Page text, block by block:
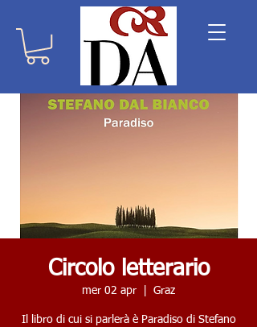
Circolo letterario
mer 02 apr Graz
Il libro di cui si parlerà è Paradiso di Stefano